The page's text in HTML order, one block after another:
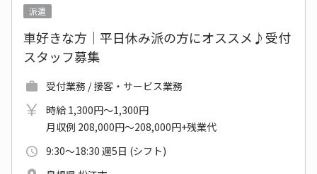
派遣
車好きな方｜平日休み派の方にオススメ♪受付
スタッフ募集
受付業務 / 接客・サービス業務
時給 1,300円～1,300円
月収例 208,000円～208,000円+残業代
9:30～18:30 週5日 (シフト)